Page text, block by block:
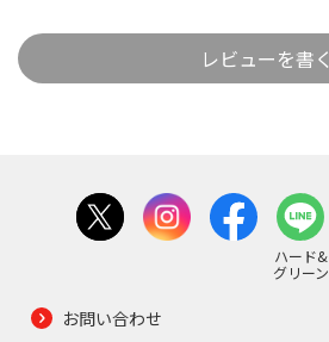
レビューを書く
ハード&
グリーン
お問い合わせ